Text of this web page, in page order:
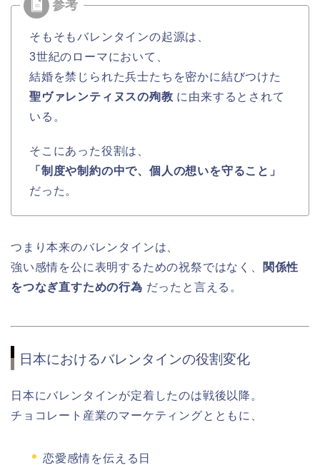
そもそもバレンタインの起源は、
3世紀のローマにおいて、
結婚を禁じられた兵士たちを密かに結びつけた
聖ヴァレンティヌスの殉教 に由来するとされて
いる。
そこにあった役割は、
「制度や制約の中で、個人の想いを守ること」
だった。
つまり本来のバレンタインは、
強い感情を公に表明するための祝祭ではなく、
関係性
をつなぎ直すための行為 だったと言える。
日本におけるバレンタインの役割変化
日本にバレンタインが定着したのは戦後以降。
チョコレート産業のマーケティングとともに、
恋愛感情を伝える日